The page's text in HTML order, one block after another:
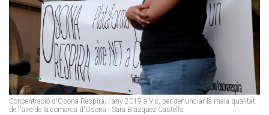
Concentració d'Osona Respira, l'any 2019 a Vic, per denunciar la mala qualitat
de l'aire de la comarca d'Osona | Sara Blázquez Castells